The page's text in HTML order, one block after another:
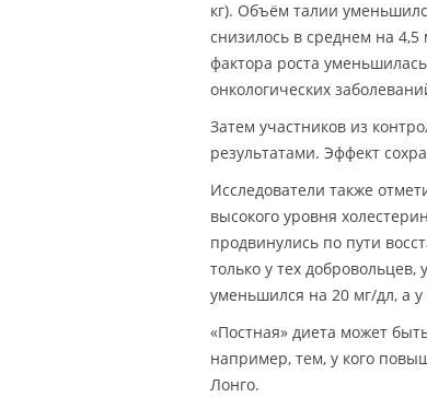
кг). Объём талии
снизилось в среднем на
фактора роста
онкологических
Затем участников из
результатами. Эффект
Исследователи также
высокого уровня
продвинулись по пути
только у тех
уменьшился на 20 мг/дл, а
«Постная» диета может
например, тем, у кого
Лонго.